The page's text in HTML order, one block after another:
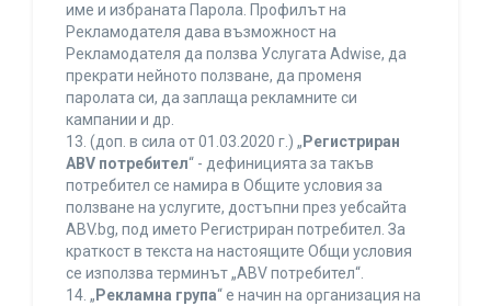
име и избраната Парола. Профилът на
Рекламодателя дава възможност на
Рекламодателя да ползва Услугата Adwise, да
прекрати нейното ползване, да променя
паролата си, да заплаща рекламните си
кампании и др.
13. (доп. в сила от 01.03.2020 г.) „ Регистриран
ABV потребител“ - дефиницията за такъв
потребител се намира в Общите условия за
ползване на услугите, достъпни през уебсайта
ABV.bg, под името Регистриран потребител. За
краткост в текста на настоящите Общи условия
се използва терминът „ABV потребител“.
14. „ Рекламна група“ е начин на организация на